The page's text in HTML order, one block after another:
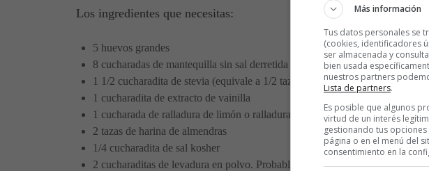
Los ingredientes que necesitas:
5 huevos grandes
8 cucharadas de mantequilla sin sal derretida
1 1/2 cucharadita de stevia (equivale a 1/2 taza de azúcar)
1 cucharadita de extracto de vainilla
1 cucharada de ralladura de limón o ralladura de naranja
2 tazas de harina de almendras
1/4 cucharadita de sal kosher
2 cucharaditas de levadura en polvo. Probablemente puedas usar 1/2
Más información
Tus datos personales se
(cookies, identificadores
ser almacenada y
bien usada
nuestros partners
Lista de partners.
Es posible que algunos
virtud de un interés
gestionando tus
página o en el menú del
consentimiento en la